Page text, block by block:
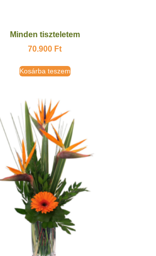
Minden tiszteletem
70.900 Ft
Kosárba teszem